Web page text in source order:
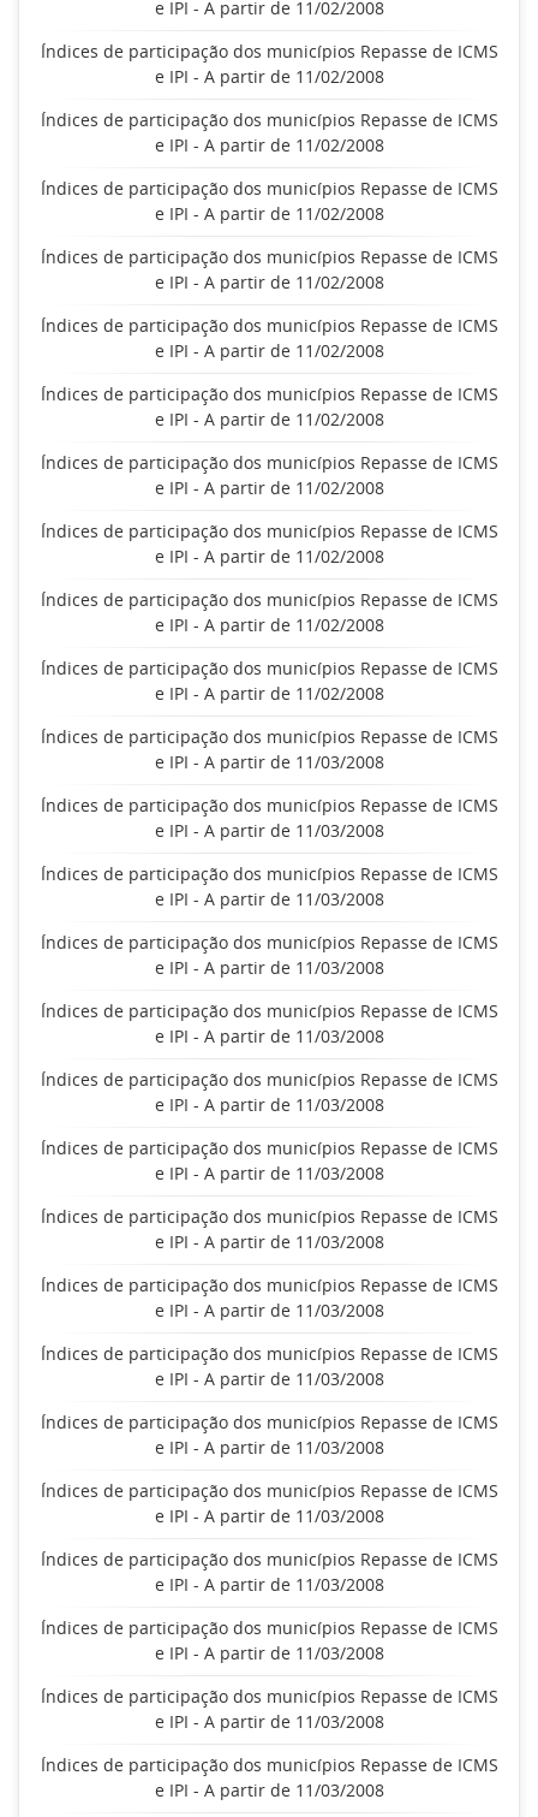
e IPI - A partir de 11/02/2008
Índices de participação dos municípios Repasse de ICMS
e IPI - A partir de 11/02/2008
Índices de participação dos municípios Repasse de ICMS
e IPI - A partir de 11/02/2008
Índices de participação dos municípios Repasse de ICMS
e IPI - A partir de 11/02/2008
Índices de participação dos municípios Repasse de ICMS
e IPI - A partir de 11/02/2008
Índices de participação dos municípios Repasse de ICMS
e IPI - A partir de 11/02/2008
Índices de participação dos municípios Repasse de ICMS
e IPI - A partir de 11/02/2008
Índices de participação dos municípios Repasse de ICMS
e IPI - A partir de 11/02/2008
Índices de participação dos municípios Repasse de ICMS
e IPI - A partir de 11/02/2008
Índices de participação dos municípios Repasse de ICMS
e IPI - A partir de 11/02/2008
Índices de participação dos municípios Repasse de ICMS
e IPI - A partir de 11/02/2008
Índices de participação dos municípios Repasse de ICMS
e IPI - A partir de 11/03/2008
Índices de participação dos municípios Repasse de ICMS
e IPI - A partir de 11/03/2008
Índices de participação dos municípios Repasse de ICMS
e IPI - A partir de 11/03/2008
Índices de participação dos municípios Repasse de ICMS
e IPI - A partir de 11/03/2008
Índices de participação dos municípios Repasse de ICMS
e IPI - A partir de 11/03/2008
Índices de participação dos municípios Repasse de ICMS
e IPI - A partir de 11/03/2008
Índices de participação dos municípios Repasse de ICMS
e IPI - A partir de 11/03/2008
Índices de participação dos municípios Repasse de ICMS
e IPI - A partir de 11/03/2008
Índices de participação dos municípios Repasse de ICMS
e IPI - A partir de 11/03/2008
Índices de participação dos municípios Repasse de ICMS
e IPI - A partir de 11/03/2008
Índices de participação dos municípios Repasse de ICMS
e IPI - A partir de 11/03/2008
Índices de participação dos municípios Repasse de ICMS
e IPI - A partir de 11/03/2008
Índices de participação dos municípios Repasse de ICMS
e IPI - A partir de 11/03/2008
Índices de participação dos municípios Repasse de ICMS
e IPI - A partir de 11/03/2008
Índices de participação dos municípios Repasse de ICMS
e IPI - A partir de 11/03/2008
Índices de participação dos municípios Repasse de ICMS
e IPI - A partir de 11/03/2008